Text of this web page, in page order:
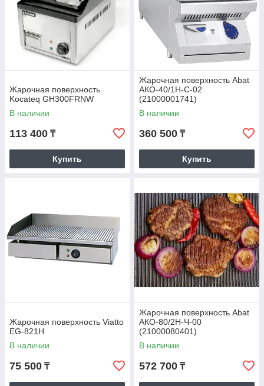
1. Выбор товаров.
2. Оформление заказа.
3. Согласование деталей.
4. Оплата удобным способом.
КУПИТЬ ОБОРУДОВАНИЕ ДЛЯ ФАСТ-ФУДА С
Мы можем комплексно подойти к
оснащению вашего заведения
Если вы специализируетесь на фаст-фуде, мы
подберем все необходимое для вашего заведения. У
нас есть аппарат для приготовления сахарной ваты,
который может подойти для уличной торговли, а также
множество других устройств.
Доставка и оплата
Жарочная поверхность
Kocateq GH300FRNW
В наличии
113 400 ₸
Купить
Жарочная поверхность Abat
АКО-40/1Н-С-02
(21000001741)
В наличии
360 500 ₸
Купить
Жарочная поверхность Viatto
EG-821H
В наличии
75 500 ₸
Жарочная поверхность Abat
АКО-80/2Н-Ч-00
(21000080401)
В наличии
572 700 ₸